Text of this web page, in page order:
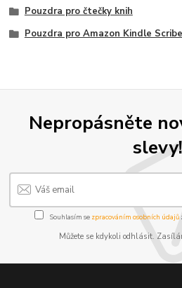
Pouzdra pro čtečky knih
Pouzdra pro Amazon Kindle Scribe
Nepropásněte
slevy!
Souhlasím se zpracováním osobních údajů
Můžete se kdykoli odhlásit.